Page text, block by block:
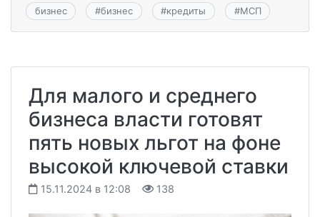
бизнес #бизнес #кредиты #МСП
Для малого и среднего
бизнеса власти готовят
пять новых льгот на фоне
высокой ключевой ставки
15.11.2024 в 12:08 138